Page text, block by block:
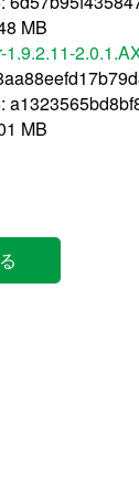
MB
1.9.2.11-
MB